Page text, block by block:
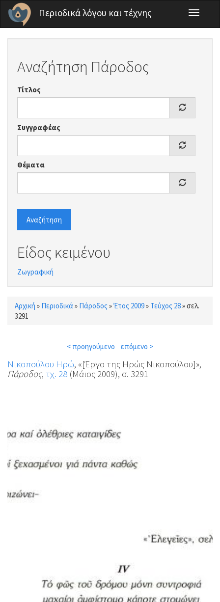
Παράκαμψη προς το κυρίως περιεχόμενο
Περιοδικά λόγου και τέχνης
Toggle
Αναζήτηση Πάροδος
Τίτλος
Συγγραφέας
Θέματα
Αναζήτηση
Είδος κειμένου
Ζωγραφική
Είστε εδώ
Αρχική » Περιοδικά » Πάροδος »Έτος 2009» Τεύχος 28»σελ.
3291
< προηγούμενο επόμενο >
Νικοπούλου Ηρώ, «[Έργο της Ηρώς Νικοπούλου]»,
Πάροδος, τχ. 28 (Μάιος 2009), σ. 3291